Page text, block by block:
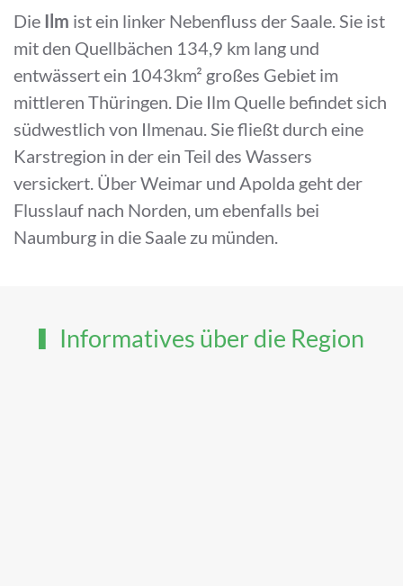
Die Ilm ist ein linker Nebenfluss der Saale. Sie ist
mit den Quellbächen 134,9 km lang und
entwässert ein 1043km² großes Gebiet im
mittleren Thüringen. Die Ilm Quelle befindet sich
südwestlich von Ilmenau. Sie fließt durch eine
Karstregion in der ein Teil des Wassers
versickert. Über Weimar und Apolda geht der
Flusslauf nach Norden, um ebenfalls bei
Naumburg in die Saale zu münden.
Informatives über die Region